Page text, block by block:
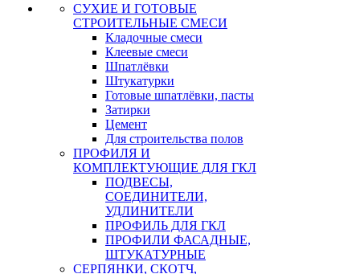
СУХИЕ И ГОТОВЫЕ
СТРОИТЕЛЬНЫЕ СМЕСИ
Кладочные смеси
Клеевые смеси
Шпатлёвки
Штукатурки
Готовые шпатлёвки, пасты
Затирки
Цемент
Для строительства полов
ПРОФИЛЯ И
КОМПЛЕКТУЮЩИЕ ДЛЯ ГКЛ
ПОДВЕСЫ,
СОЕДИНИТЕЛИ,
УДЛИНИТЕЛИ
ПРОФИЛЬ ДЛЯ ГКЛ
ПРОФИЛИ ФАСАДНЫЕ,
ШТУКАТУРНЫЕ
СЕРПЯНКИ, СКОТЧ,